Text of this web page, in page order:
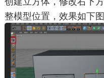
整模型位置，效果如下